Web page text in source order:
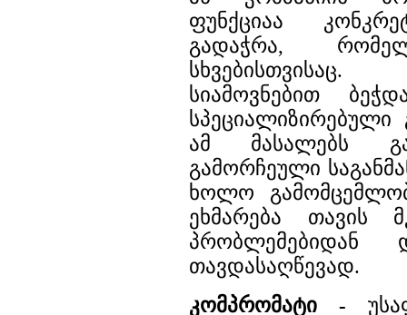
ფუნქციაა
გადაჭრა,
სიამოვნებით
სპეციალიზირებული
ამ მასალებს
გამორჩეული
ხოლო
ეხმარება თავის
პრობლემებიდან
თავდასაღწევად.
კომპრომატი -